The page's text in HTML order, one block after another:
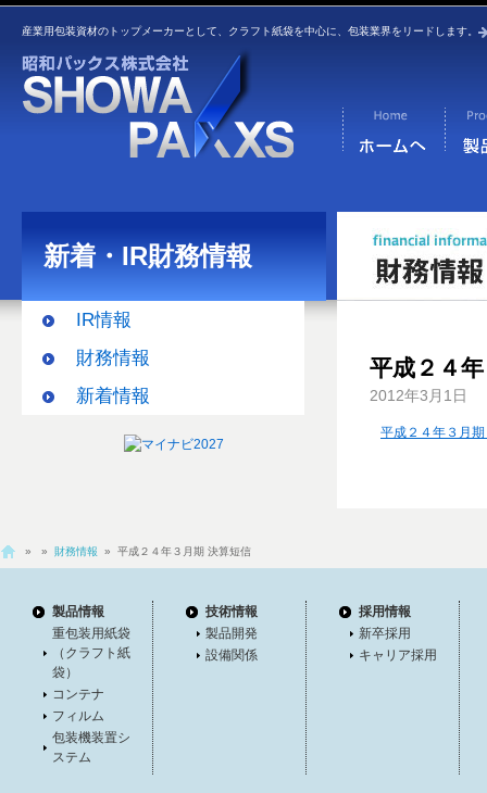
産業用包装資材のトップメーカーとして、クラフト紙袋を中心に、包装業界をリードします。
新着・IR財務情報
IR情報
財務情報
新着情報
平成２４
2012年3月1日
平成２４年３月
» » 財務情報 » 平成２４年３月期 決算短信
製品情報
重包装用紙袋
（クラフト紙
袋）
コンテナ
フィルム
包装機装置シ
ステム
技術情報
製品開発
設備関係
採用情報
新卒採用
キャリア採用